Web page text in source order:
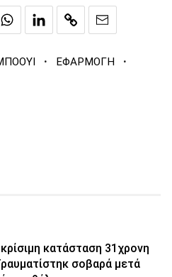
· ΕΦΑΡΜΟΓΗ ·
κατάσταση 31χρονη
σοβαρά μετά